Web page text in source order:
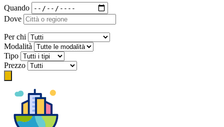
Quando
Dove
Per chi
Modalità
Tipo
Prezzo